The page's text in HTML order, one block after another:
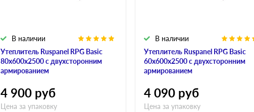
Утеплитель Ruspanel RPG Basic
80х600х2500 с двухсторонним
армированием
В наличии
4 900 руб
Цена за упаковку
Утеплитель Ruspanel RPG Basic
60х600х2500 с двухсторонним
армированием
В наличии
4 090 руб
Цена за упаковку